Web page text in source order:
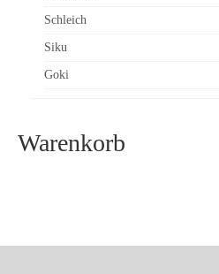
Schleich
Siku
Goki
Warenkorb